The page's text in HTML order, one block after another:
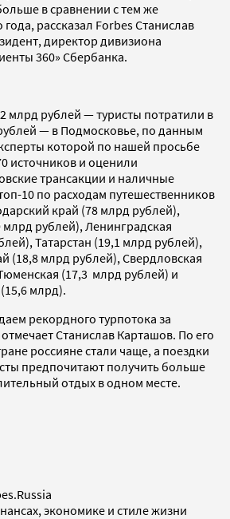
в сравнении с тем же
рассказал Forbes Станислав
директор дивизиона
360» Сбербанка.
млрд рублей — туристы потратили в
— в Подмосковье, по данным
которой по нашей просьбе
источников и оценили
трансакции и наличные
10 по расходам путешественников
край (78 млрд рублей),
млрд рублей), Ленинградская
Татарстан (19,1 млрд рублей),
(18,8 млрд рублей), Свердловская
(17,3 млрд рублей) и
млрд).
рекордного турпотока за
Станислав Карташов. По его
россияне стали чаще, а поездки
предпочитают получить больше
отдых в одном месте.
экономике и стиле жизни